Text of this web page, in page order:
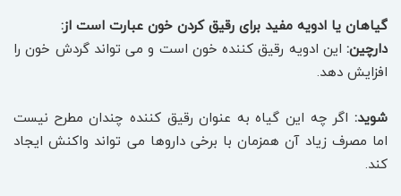
گیاهان یا ادویه مفید برای رقیق کردن خون عبارت است از:
دارچین: این ادویه رقیق کننده خون است و می تواند گردش خون را
افزایش دهد.
شوید: اگر چه این گیاه به عنوان رقیق کننده چندان مطرح نیست
اما مصرف زیاد آن همزمان با برخی داروها می تواند واکنش ایجاد
کند.